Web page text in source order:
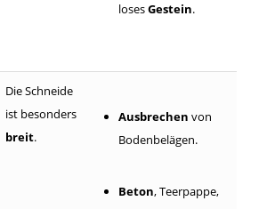
losesGestein.
Die Schneide
ist besonders
breit.
Ausbrechen von
Bodenbelägen.
Beton, Teerpappe,